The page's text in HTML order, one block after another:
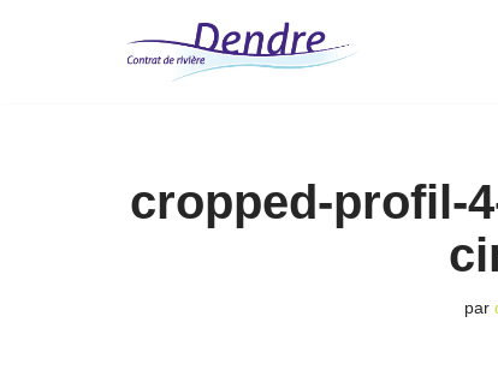
cropped-profil-
par